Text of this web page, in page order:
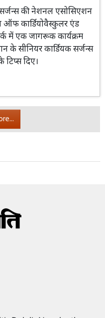
हुआ आयोजित
सर्जन्स की नेशनल एसोसिएशन
कार्डियोवैस्कुलर एंड
में एक जागरूक कार्यक्रम
के सीनियर कार्डियक सर्जन्स
टिप्स दिए।